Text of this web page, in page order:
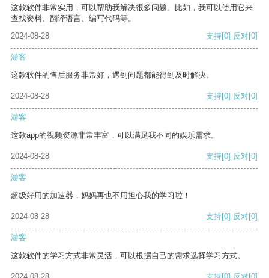
这款软件非常实用，可以帮助我解决很多问题。比如，我可以使用它来
查找资料、翻译语言、编写代码等。
2024-08-28
支持[0] 反对[0]
游客
这款软件的售后服务非常好，遇到问题都能得到及时解决。
2024-08-28 支持[0] 反对[0]
游客
这款app的视频资源非常丰富，可以满足我不同的娱乐需求。
2024-08-28 支持[0] 反对[0]
游客
超级好用的加速器，妈妈再也不用担心我的学习啦！
2024-08-28 支持[0] 反对[0]
游客
这款软件的学习方式非常灵活，可以根据自己的需求选择学习方式。